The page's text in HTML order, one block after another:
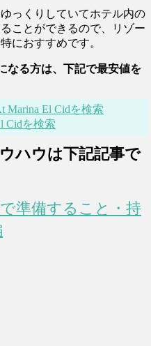
っくりしていてホテル内の
ことができるので、リゾー
におすすめです。
なる方は、下記で最安値を
Marina El Cidを検索
Cidを検索
ハウは下記記事で
準備すること・持